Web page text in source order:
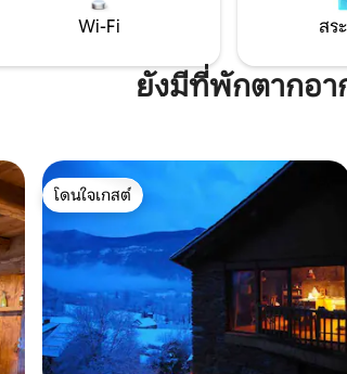
Wi-Fi สร
ยังมีที่พักตากอา
โดนใจเกสต์
โดนใจเกสต์